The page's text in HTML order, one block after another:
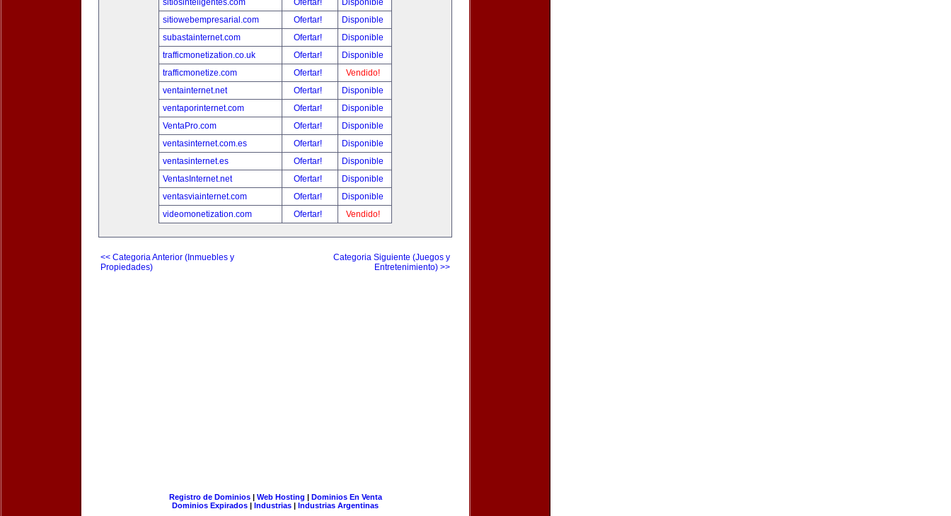
sitiosinteligentes.com
Ofertar!
Disponible
sitiowebempresarial.com
Ofertar!
Disponible
subastainternet.com
Ofertar!
Disponible
trafficmonetization.co.uk
Ofertar!
Disponible
trafficmonetize.com
Ofertar!
Vendido!
ventainternet.net
Ofertar!
Disponible
ventaporinternet.com
Ofertar!
Disponible
VentaPro.com
Ofertar!
Disponible
ventasinternet.com.es
Ofertar!
Disponible
ventasinternet.es
Ofertar!
Disponible
VentasInternet.net
Ofertar!
Disponible
ventasviainternet.com
Ofertar!
Disponible
videomonetization.com
Ofertar! Vendido!
<< Categoria Anterior (Inmuebles y
Propiedades)
Categoria Siguiente (Juegos y
Entretenimiento) >>
Registro de Dominios| Web Hosting | Dominios En Venta
Dominios Expirados | Industrias | Industrias Argentinas